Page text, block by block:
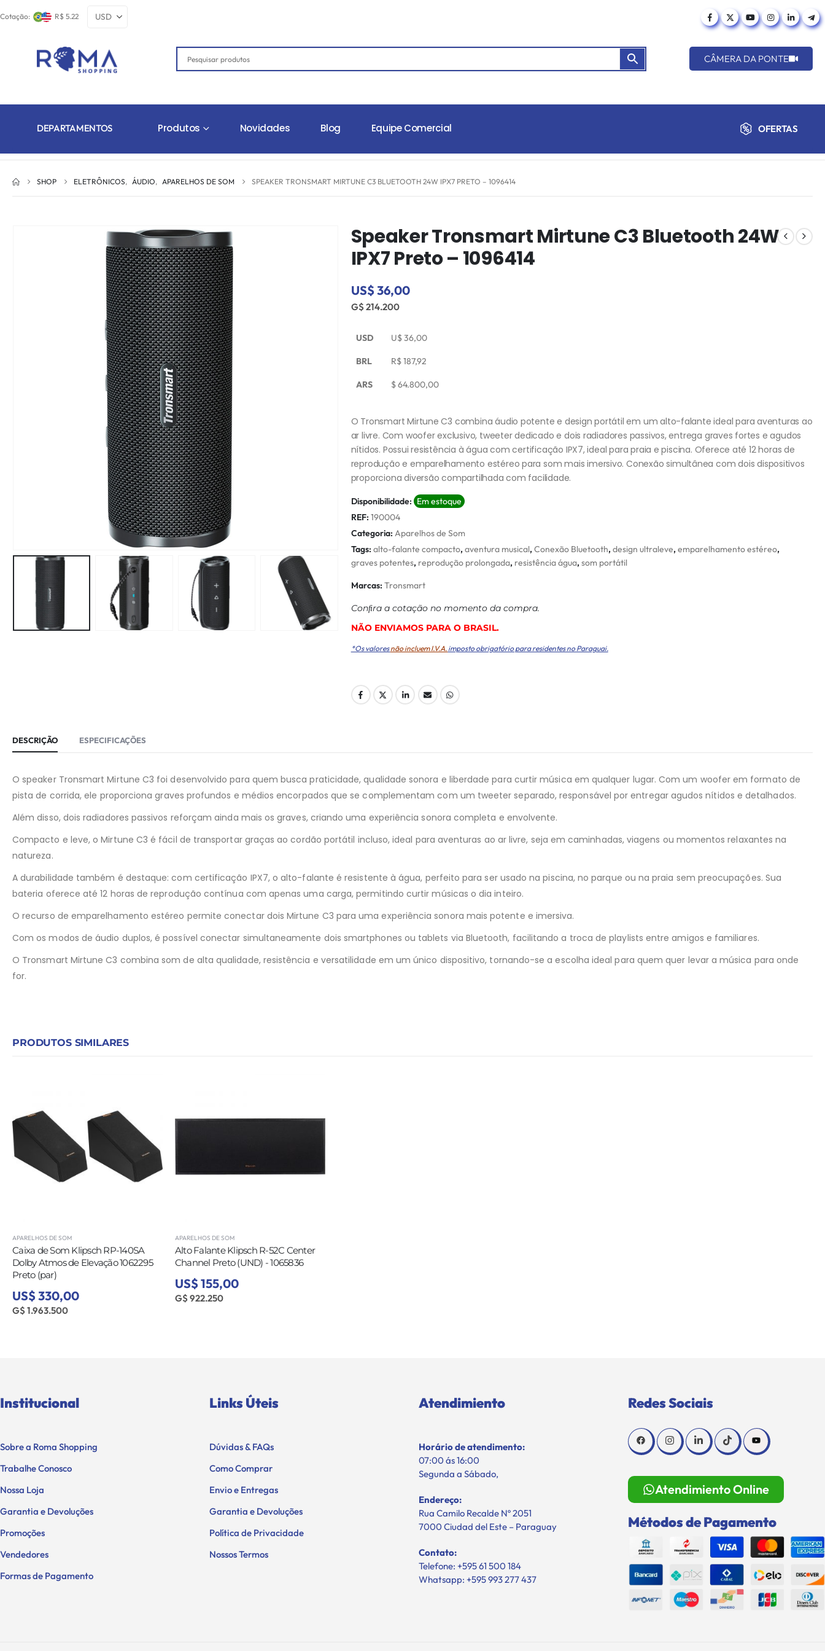
Cotação: R$ 5.22
CÂMERA DA PONTE
DEPARTAMENTOS Produtos Novidades Blog Equipe Comercial OFERTAS
SHOP ELETRÔNICOS, ÁUDIO, APARELHOS DE SOM SPEAKER TRONSMART MIRTUNE C3 BLUETOOTH 24W IPX7 PRETO – 1096414
Speaker Tronsmart Mirtune C3 Bluetooth 24W
IPX7 Preto – 1096414
US$ 36,00
G$ 214.200
USD U$36,00
BRL R$187,92
ARS $64.800,00
O Tronsmart Mirtune C3 combina áudio potente e design portátil em um alto-falante ideal para aventuras ao
ar livre. Com woofer exclusivo, tweeter dedicado e dois radiadores passivos, entrega graves fortes e agudos
nítidos. Possui resistência à água com certificação IPX7, ideal para praia e piscina. Oferece até 12 horas de
reprodução e emparelhamento estéreo para som mais imersivo. Conexão simultânea com dois dispositivos
proporciona diversão compartilhada com facilidade.
Disponibilidade: Em estoque
REF: 190004
Categoria: Aparelhos de Som
Tags: alto-falante compacto,aventura musical,Conexão Bluetooth,design ultraleve,emparelhamento estéreo,
graves potentes, reprodução prolongada, resistência água,som portátil
Marcas: Tronsmart
Conﬁra a cotação no momento da compra.
NÃO ENVIAMOS PARA O BRASIL.
*Os valoresnão incluem I.V.A. imposto obrigatório para residentes no Paraguai.
DESCRIÇÃO ESPECIFICAÇÕES
O speaker Tronsmart Mirtune C3 foi desenvolvido para quem busca praticidade, qualidade sonora e liberdade para curtir música em qualquer lugar. Com um woofer em formato de
pista de corrida, ele proporciona graves profundos e médios encorpados que se complementam com um tweeter separado, responsável por entregar agudos nítidos e detalhados.
Além disso, dois radiadores passivos reforçam ainda mais os graves, criando uma experiência sonora completa e envolvente.
Compacto e leve, o Mirtune C3 é fácil de transportar graças ao cordão portátil incluso, ideal para aventuras ao ar livre, seja em caminhadas, viagens ou momentos relaxantes na
natureza.
A durabilidade também é destaque: com certificação IPX7, o alto-falante é resistente à água, perfeito para ser usado na piscina, no parque ou na praia sem preocupações. Sua
bateria oferece até 12 horas de reprodução contínua com apenas uma carga, permitindo curtir músicas o dia inteiro.
O recurso de emparelhamento estéreo permite conectar dois Mirtune C3 para uma experiência sonora mais potente e imersiva.
Com os modos de áudio duplos, é possível conectar simultaneamente dois smartphones ou tablets via Bluetooth, facilitando a troca de playlists entre amigos e familiares.
O Tronsmart Mirtune C3 combina som de alta qualidade, resistência e versatilidade em um único dispositivo, tornando-se a escolha ideal para quem quer levar a música para onde
for.
PRODUTOS SIMILARES
APARELHOS DE SOM
Caixa de Som Klipsch RP-140SA
Dolby Atmos de Elevação 1062295
Preto (par)
US$ 330,00
G$ 1.963.500
APARELHOS DE SOM
Alto Falante Klipsch R-52C Center
Channel Preto (UND) - 1065836
US$ 155,00
G$ 922.250
Institucional
Sobre a Roma Shopping
Trabalhe Conosco
Nossa Loja
Garantia e Devoluções
Promoções
Vendedores
Formas de Pagamento
Links Úteis
Dúvidas & FAQs
Como Comprar
Envio e Entregas
Garantia e Devoluções
Política de Privacidade
Nossos Termos
Atendimiento
Horário de atendimento:
07:00 ás 16:00
Segunda a Sábado,
Endereço:
Rua Camilo Recalde Nº 2051
7000 Ciudad del Este – Paraguay
Contato:
Telefone: +595 61 500 184
Whatsapp: +595 993 277 437
Redes Sociais
Atendimiento Online
Métodos de Pagamento